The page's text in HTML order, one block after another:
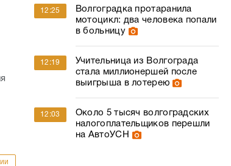
12:25
Волгоградка протаранила
мотоцикл: два человека попали
в больницу
12:19
Учительница из Волгограда
стала миллионершей после
выигрыша в лотерею
12:03
Около 5 тысяч волгоградских
налогоплательщиков перешли
на АвтоУСН